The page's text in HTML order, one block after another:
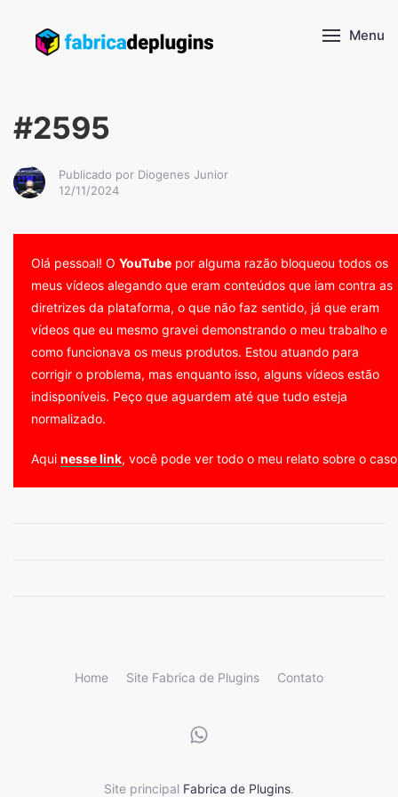
Menu
#2595
Publicado por Diogenes Junior
12/11/2024
Olá pessoal! O YouTube por alguma razão bloqueou todos os
meus vídeos alegando que eram conteúdos que iam contra as
diretrizes da plataforma, o que não faz sentido, já que eram
vídeos que eu mesmo gravei demonstrando o meu trabalho e
como funcionava os meus produtos. Estou atuando para
corrigir o problema, mas enquanto isso, alguns vídeos estão
indisponíveis. Peço que aguardem até que tudo esteja
normalizado.
Aqui nesse link, você pode ver todo o meu relato sobre o
Home Site Fabrica de Plugins Contato
Site principal Fabrica de Plugins.